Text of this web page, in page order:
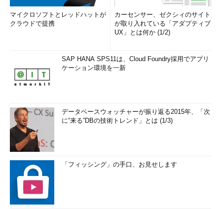
マイクロソフトとレッドハットが
クラウドで提携
カーセンサー、ゼクシィのサイト
が取り入れている「アダプティブ
UX」とは何か (1/2)
SAP HANA SPS11は、Cloud Foundry採用でアプリ
ケーション環境を一新
データベースウォッチャーが振り返る2015年、「次
に“来る”DBの技術トレンド」とは (1/3)
「フィッシング」の手口、お見せします